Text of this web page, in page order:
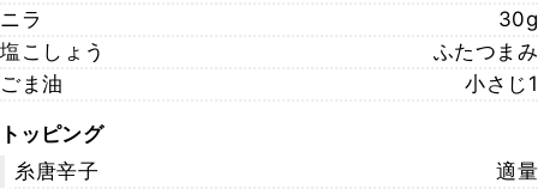
ニラ
30g
塩こしょう
ふたつまみ
ごま油
小さじ1
トッピング
糸唐辛子
適量